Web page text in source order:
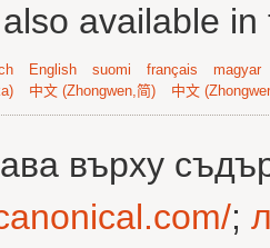
available
English suomi français
magyar
中文 (Zhongwen,简) 中文
върху
;